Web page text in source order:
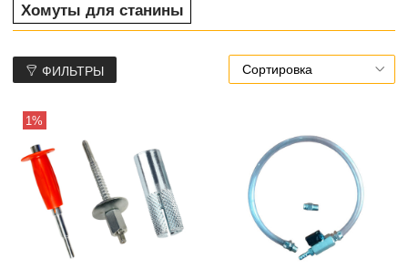
Хомуты для станины
ФИЛЬТРЫ
1%